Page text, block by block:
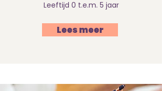
Leeftijd 0 t.e.m. 5 jaar
Lees meer